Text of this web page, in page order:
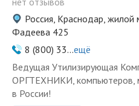
Россия, Краснодар, жилой
Фадеева 425
8 (800) 33...ещё
Ведущая Утилизирующая
ОРГТЕХНИКИ, компьютеров,
в России!